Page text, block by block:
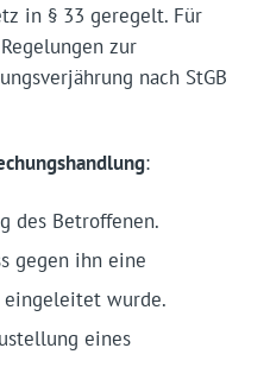
in § 33 geregelt. Für
zur
nach StGB
:
des Betroffenen.
gegen ihn eine
wurde.
eines